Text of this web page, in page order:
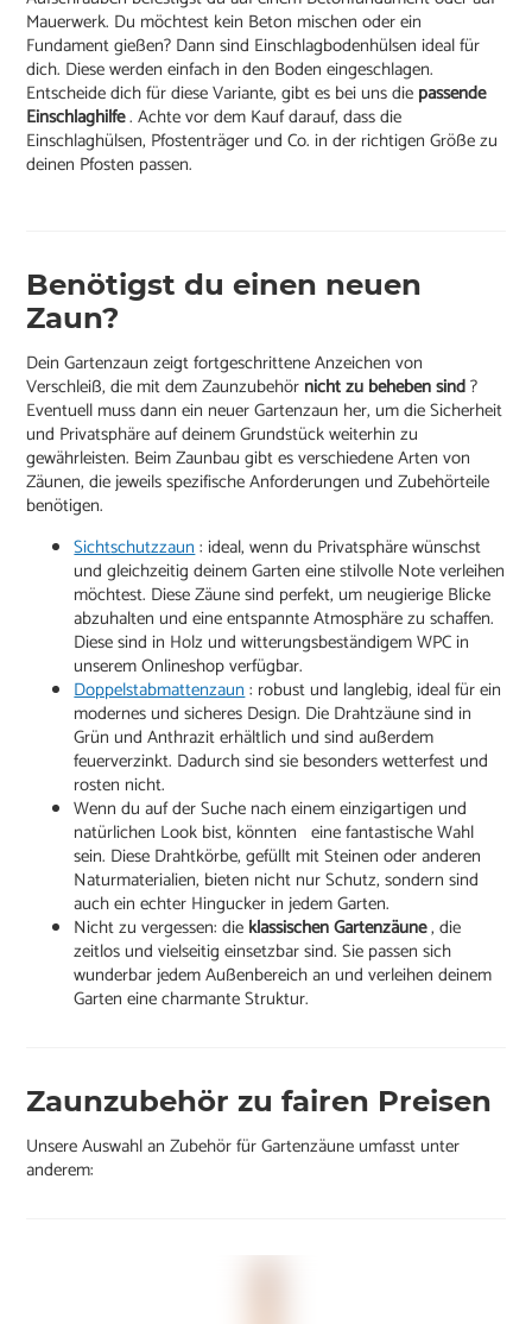
Mauerwerk. Du möchtest kein Beton mischen oder ein
Fundament gießen? Dann sind Einschlagbodenhülsen ideal für
dich. Diese werden einfach in den Boden eingeschlagen.
Entscheide dich für diese Variante, gibt es bei uns die passende
Einschlaghilfe. Achte vor dem Kauf darauf, dass die
Einschlaghülsen, Pfostenträger und Co. in der richtigen Größe zu
deinen Pfosten passen.
Benötigst du einen neuen
Zaun?
Dein Gartenzaun zeigt fortgeschrittene Anzeichen von
Verschleiß, die mit dem Zaunzubehör nicht zu beheben sind?
Eventuell muss dann ein neuer Gartenzaun her, um die Sicherheit
und Privatsphäre auf deinem Grundstück weiterhin zu
gewährleisten. Beim Zaunbau gibt es verschiedene Arten von
Zäunen, die jeweils spezifische Anforderungen und Zubehörteile
benötigen.
Sichtschutzzaun: ideal, wenn du Privatsphäre wünschst
und gleichzeitig deinem Garten eine stilvolle Note verleihen
möchtest. Diese Zäune sind perfekt, um neugierige Blicke
abzuhalten und eine entspannte Atmosphäre zu schaffen.
Diese sind in Holz und witterungsbeständigem WPC in
unserem Onlineshop verfügbar.
Doppelstabmattenzaun: robust und langlebig, ideal für ein
modernes und sicheres Design. Die Drahtzäune sind in
Grün und Anthrazit erhältlich und sind außerdem
feuerverzinkt. Dadurch sind sie besonders wetterfest und
rosten nicht.
Wenn du auf der Suche nach einem einzigartigen und
natürlichen Look bist, könnten eine fantastische Wahl
sein. Diese Drahtkörbe, gefüllt mit Steinen oder anderen
Naturmaterialien, bieten nicht nur Schutz, sondern sind
auch ein echter Hingucker in jedem Garten.
Nicht zu vergessen: die klassischen Gartenzäune, die
zeitlos und vielseitig einsetzbar sind. Sie passen sich
wunderbar jedem Außenbereich an und verleihen deinem
Garten eine charmante Struktur.
Zaunzubehör zu fairen Preisen
Unsere Auswahl an Zubehör für Gartenzäune umfasst unter
anderem: